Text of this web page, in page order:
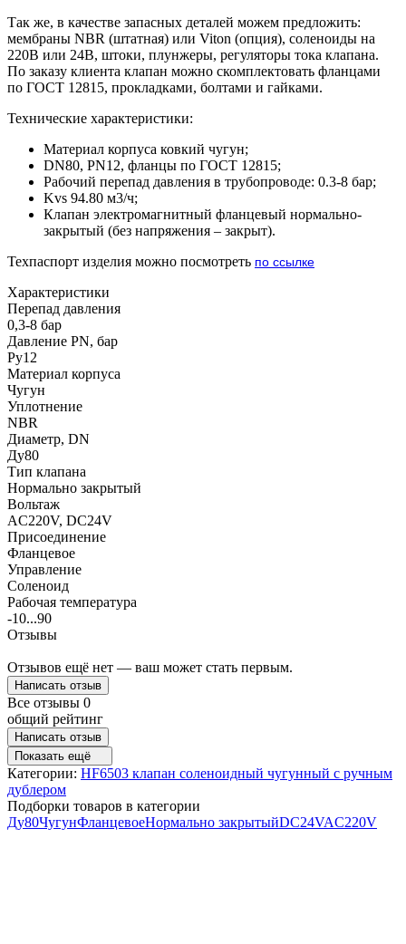
Так же, в качестве запасных деталей можем предложить:
мембраны NBR (штатная) или Viton (опция), соленоиды на
220В или 24В, штоки, плунжеры, регуляторы тока клапана.
По заказу клиента клапан можно скомплектовать фланцами
по ГОСТ 12815, прокладками, болтами и гайками.
Технические характеристики:
Материал корпуса ковкий чугун;
DN80, PN12, фланцы по ГОСТ 12815;
Рабочий перепад давления в трубопроводе: 0.3-8 бар;
Kvs 94.80 м3/ч;
Клапан электромагнитный фланцевый нормально-
закрытый (без напряжения – закрыт).
Техпаспорт изделия можно посмотреть по ссылке
Характеристики
Перепад давления
0,3-8 бар
Давление PN, бар
Ру12
Материал корпуса
Чугун
Уплотнение
NBR
Диаметр, DN
Ду80
Тип клапана
Нормально закрытый
Вольтаж
AC220V, DC24V
Присоединение
Фланцевое
Управление
Соленоид
Рабочая температура
-10...90
Отзывы
Отзывов ещё нет — ваш может стать первым.
Написать отзыв
Все отзывы 0
общий рейтинг
Написать отзыв
Показать ещё
Категории: HF6503 клапан соленоидный чугунный с ручным
дублером
Подборки товаров в категории
Ду80ЧугунФланцевоеНормально закрытыйDC24VAC220V